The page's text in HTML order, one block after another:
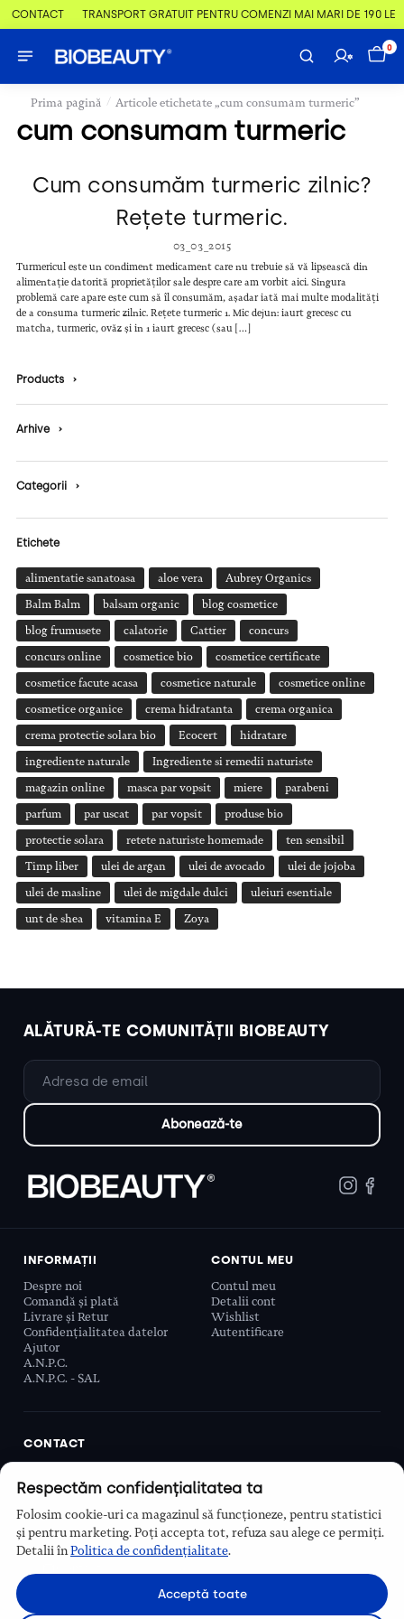
CONTACT TRANSPORT GRATUIT PENTRU COMENZI MAI MARI DE 190 LEI
0
Prima pagină / Articole etichetate „cum consumam turmeric”
cum consumam turmeric
Cum consumăm turmeric zilnic?
Rețete turmeric.
03_03_2015
Turmericul este un condiment medicament care nu trebuie să vă lipsească din
alimentație datorită proprietăților sale despre care am vorbit aici. Singura
problemă care apare este cum să îl consumăm, așadar iată mai multe modalități
de a consuma turmeric zilnic. Rețete turmeric 1. Mic dejun: iaurt grecesc cu
matcha, turmeric, ovăz și in 1 iaurt grecesc (sau […]
Products ›
Arhive ›
Categorii ›
Etichete
alimentatie sanatoasa aloe vera Aubrey Organics
Balm Balm balsam organic blog cosmetice
blog frumusete calatorie Cattier concurs
concurs online cosmetice bio cosmetice certificate
cosmetice facute acasa cosmetice naturale cosmetice online
cosmetice organice crema hidratanta crema organica
crema protectie solara bio Ecocert hidratare
ingrediente naturale Ingrediente si remedii naturiste
magazin online masca par vopsit miere parabeni
parfum par uscat par vopsit produse bio
protectie solara retete naturiste homemade ten sensibil
Timp liber ulei de argan ulei de avocado ulei de jojoba
ulei de masline ulei de migdale dulci uleiuri esentiale
unt de shea vitamina E Zoya
ALĂTURĂ-TE COMUNITĂȚII BIOBEAUTY
INFORMAȚII
Despre noi
Comandă și plată
Livrare și Retur
Confidențialitatea datelor
Ajutor
A.N.P.C.
A.N.P.C. - SAL
CONTUL MEU
Contul meu
Detalii cont
Wishlist
Autentificare
CONTACT
Sector 6, București, România
Program
Luni–Vineri, 9:00 – 16:00
Respectăm confidențialitatea ta
Folosim cookie-uri ca magazinul să funcționeze, pentru statistici
și pentru marketing. Poți accepta tot, refuza sau alege ce permiți.
Detalii înPolitica de confidențialitate.
Acceptă toate